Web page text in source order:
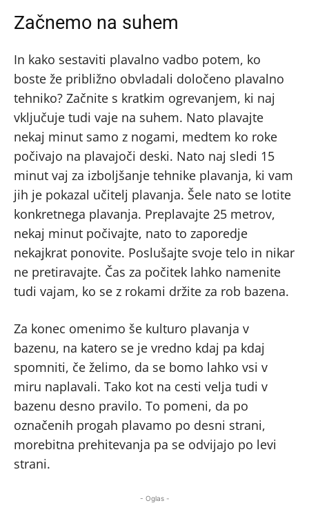
Začnemo na suhem
In kako sestaviti plavalno vadbo potem, ko
boste že približno obvladali določeno plavalno
tehniko? Začnite s kratkim ogrevanjem, ki naj
vključuje tudi vaje na suhem. Nato plavajte
nekaj minut samo z nogami, medtem ko roke
počivajo na plavajoči deski. Nato naj sledi 15
minut vaj za izboljšanje tehnike plavanja, ki vam
jih je pokazal učitelj plavanja. Šele nato se lotite
konkretnega plavanja. Preplavajte 25 metrov,
nekaj minut počivajte, nato to zaporedje
nekajkrat ponovite. Poslušajte svoje telo in nikar
ne pretiravajte. Čas za počitek lahko namenite
tudi vajam, ko se z rokami držite za rob bazena.
Za konec omenimo še kulturo plavanja v
bazenu, na katero se je vredno kdaj pa kdaj
spomniti, če želimo, da se bomo lahko vsi v
miru naplavali. Tako kot na cesti velja tudi v
bazenu desno pravilo. To pomeni, da po
označenih progah plavamo po desni strani,
morebitna prehitevanja pa se odvijajo po levi
strani.
- Oglas -